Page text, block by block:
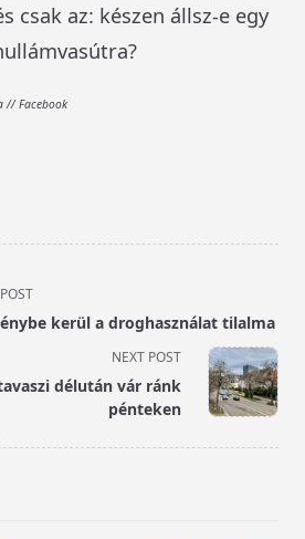
csak az: készen állsz-e egy
// Facebook
kerül a droghasználat tilalma
NEXT POST
délután vár ránk
pénteken